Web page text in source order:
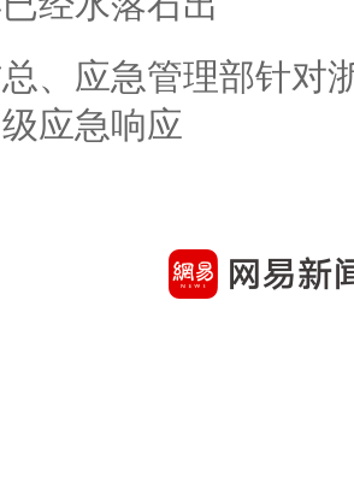
、应急管理部针对
应急响应